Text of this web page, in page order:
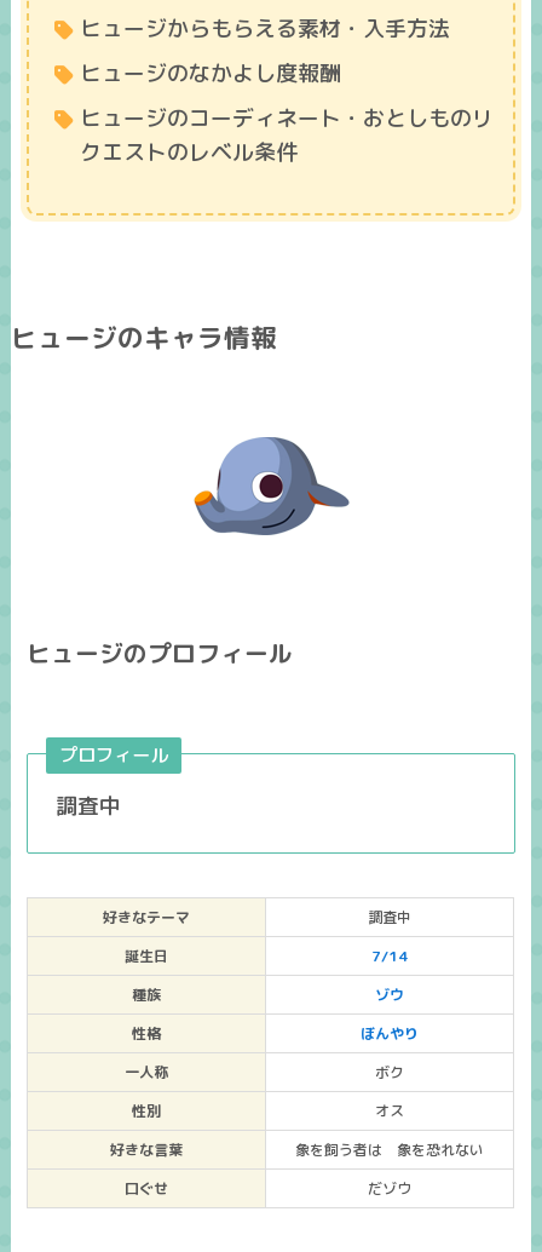
ヒュージからもらえる素材・入手方法
ヒュージのなかよし度報酬​
ヒュージのコーディネート・おとしものリ
クエストのレベル条件
ヒュージのキャラ情報
ヒュージのプロフィール
プロフィール
調査中
好きなテーマ
調査中
誕生日
7/14
種族
ゾウ
性格
ぼんやり
一人称
ボク
性別
オス
好きな言葉
象を飼う者は 象を恐れない
口ぐせ
だゾウ